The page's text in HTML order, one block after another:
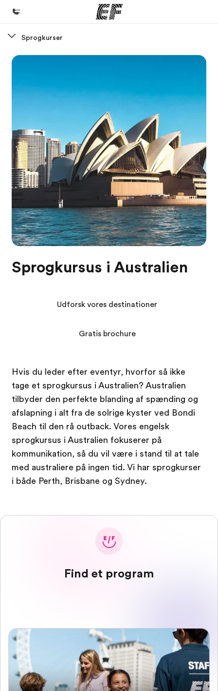
Velkommen til EF
Find et kontor nær dig
Om os
Hvem er vi?
Karriere
Bliv en del af holdet
Sprogkurser
Sprogkursus i Australien
Hvis du leder efter eventyr, hvorfor så ikke
tage et sprogkursus i Australien? Australien
tilbyder den perfekte blanding af spænding og
afslapning i alt fra de solrige kyster ved Bondi
Beach til den rå outback. Vores engelsk
sprogkursus i Australien fokuserer på
kommunikation, så du vil være i stand til at tale
med australiere på ingen tid. Vi har sprogkurser
i både Perth, Brisbane og Sydney.
Udforsk vores destinationer
Gratis brochure
Find et program